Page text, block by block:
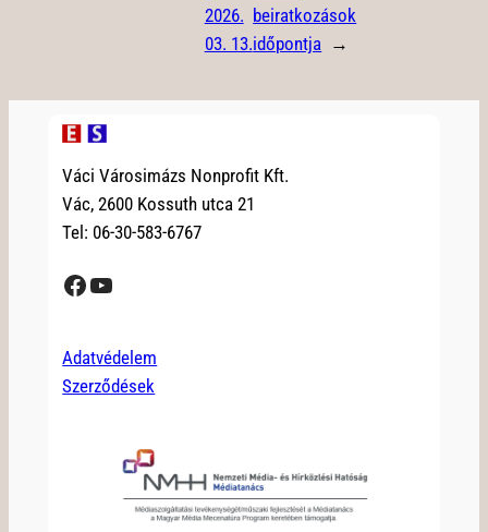
2026.
03. 13.
beiratkozások
időpontja →
Váci Városimázs Nonprofit Kft.
Vác, 2600 Kossuth utca 21
Tel: 06-30-583-6767
Facebook YouTube
Adatvédelem
Szerződések